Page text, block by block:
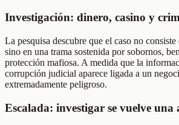
Investigación: dinero, casino y
La pesquisa descubre que el caso no
sino en una trama sostenida por sobornos,
protección mafiosa. A medida que la
corrupción judicial aparece ligada a un
extremadamente peligroso.
Escalada: investigar se vuelve una